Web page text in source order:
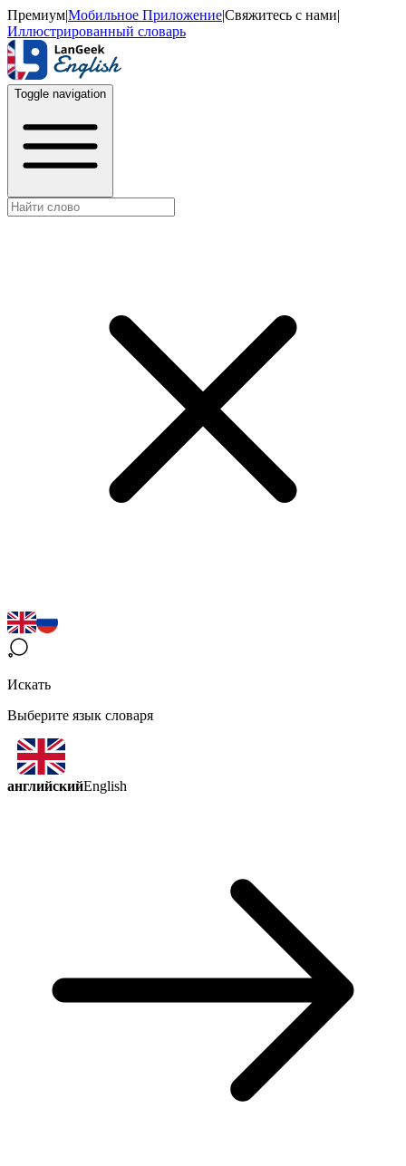
Премиум|Мобильное Приложение|Свяжитесь с нами|
Иллюстрированный словарь
Toggle navigation
Искать
Выберите язык словаря
английскийEnglish